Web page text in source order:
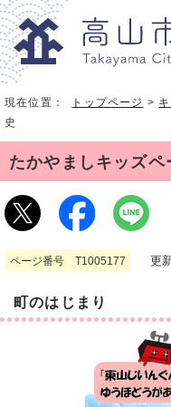
現在位置： トップページ >
史
たかやましキッズ
ページ番号 T1005177 更新
町のはじまり